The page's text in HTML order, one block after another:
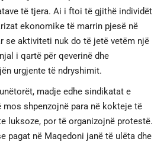
të tjera. Ai i ftoi të gjithë individët
ekonomike të marrin pjesë në
se aktiviteti nuk do të jetë vetëm një
i qartë për qeverinë dhe
urgjente të ndryshimit.
madje edhe sindikatat e
mos shpenzojnë para në kokteje të
luksoze, por të organizojnë protestë.
pagat në Maqedoni janë të ulëta dhe